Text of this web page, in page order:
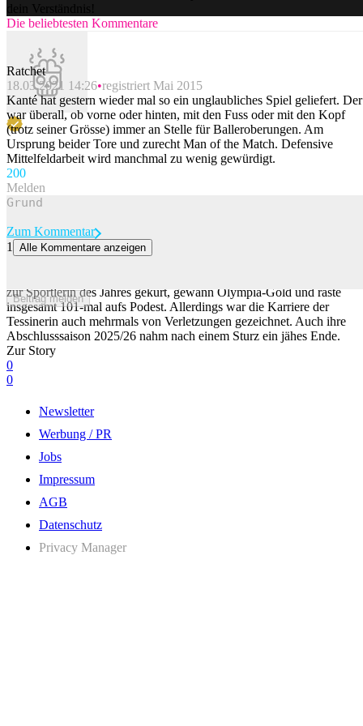
dein Verständnis!
Die beliebtesten Kommentare
Ratchet
18.03.2021 14:26 registriert Mai 2015
Kanté hat gestern wieder mal so ein unglaubliches Spiel geliefert. Der
war überall, ob vorne oder hinten, mit den Fuss oder mit den Kopf
(trotz seiner Grösse) immer an Stelle für Balleroberungen. Am
Ursprung beider Tore und zurecht Man of the Match. Defensive
Mittelfeldarbeit wird manchmal zu wenig gewürdigt.
200
Melden
Beitrag melden
Zum Kommentar
1
Alle Kommentare anzeigen
zur Sportlerin des Jahres gekürt, gewann Olympia-Gold und raste
insgesamt 101-mal aufs Podest. Allerdings war die Karriere der
Tessinerin auch mehrmals von Verletzungen gezeichnet. Auch ihre
Abschlusssaison 2025/26 nahm nach einem Sturz ein jähes Ende.
Zur Story
0
0
Newsletter
Werbung / PR
Jobs
Impressum
AGB
Datenschutz
Privacy Manager